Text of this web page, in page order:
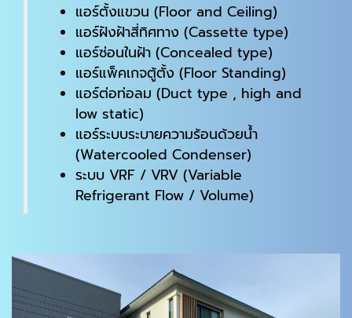
แอร์ตั้งแขวน (Floor and Ceiling)
แอร์ฝังฝ้าสี่ทิศทาง (Cassette type)
แอร์ซ่อนในฝ้า (Concealed type)
แอร์แพ็คเกจตู้ตั้ง (Floor Standing)
แอร์ต่อท่อลม (Duct type , high and
low static)
แอร์ระบบระบายความร้อนด้วยน้ำ
(Watercooled Condenser)
ระบบ VRF / VRV (Variable
Refrigerant Flow / Volume)